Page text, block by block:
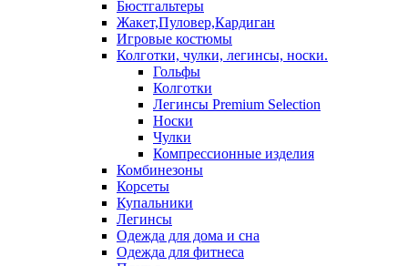
Бюстгальтеры
Жакет,Пуловер,Кардиган
Игровые костюмы
Колготки, чулки, легинсы, носки.
Гольфы
Колготки
Легинсы Premium Selection
Носки
Чулки
Компрессионные изделия
Комбинезоны
Корсеты
Купальники
Легинсы
Одежда для дома и сна
Одежда для фитнеса